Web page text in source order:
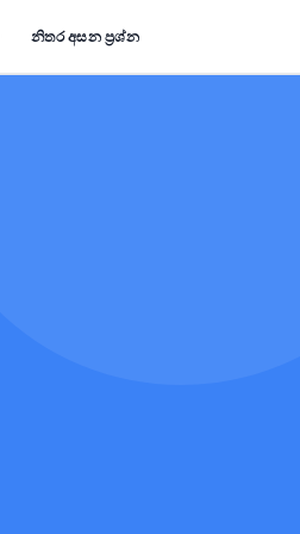
නිතර අසන ප්‍රශ්න